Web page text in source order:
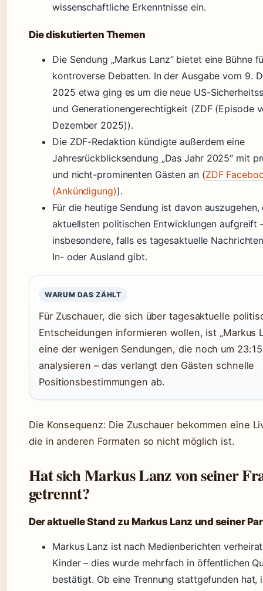
wissenschaftliche Erkenntnisse ein.
Die diskutierten Themen
Die Sendung „Markus Lanz“ bietet eine Bühne
kontroverse Debatten. In der Ausgabe vom 9.
2025 etwa ging es um die neue US-
und Generationengerechtigkeit (ZDF (Episode
Dezember 2025)).
Die ZDF-Redaktion kündigte außerdem eine
Jahresrückblicksendung „Das Jahr 2025“ mit
und nicht-prominenten Gästen an (ZDF
(Ankündigung)).
Für die heutige Sendung ist davon auszugehen,
aktuellsten politischen Entwicklungen aufgreift
insbesondere, falls es tagesaktuelle
In- oder Ausland gibt.
WARUM DAS ZÄHLT
Für Zuschauer, die sich über tagesaktuelle
Entscheidungen informieren wollen, ist „Markus
eine der wenigen Sendungen, die noch um
analysieren – das verlangt den Gästen schnelle
Positionsbestimmungen ab.
Die Konsequenz: Die Zuschauer bekommen eine
die in anderen Formaten so nicht möglich ist.
Hat sich Markus Lanz von seiner
getrennt?
Der aktuelle Stand zu Markus Lanz und seiner
Markus Lanz ist nach Medienberichten
Kinder – dies wurde mehrfach in öffentlichen
bestätigt. Ob eine Trennung stattgefunden hat,